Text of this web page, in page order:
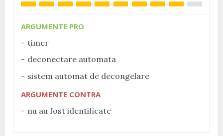
ARGUMENTE PRO
timer
deconectare automata
sistem automat de decongelare
ARGUMENTE CONTRA
nu au fost identificate